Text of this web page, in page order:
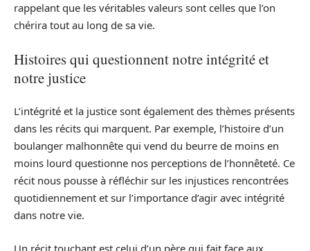
rappelant que les véritables valeurs sont celles que l’on
chérira tout au long de sa vie.
Histoires qui questionnent notre intégrité et
notre justice
L’intégrité et la justice sont également des thèmes présents
dans les récits qui marquent. Par exemple, l’histoire d’un
boulanger malhonnête qui vend du beurre de moins en
moins lourd questionne nos perceptions de l’honnêteté. Ce
récit nous pousse à réfléchir sur les injustices rencontrées
quotidiennement et sur l’importance d’agir avec intégrité
dans notre vie.
Un récit touchant est celui d’un père qui fait face aux